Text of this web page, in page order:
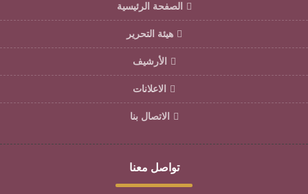
الصفحة الرئيسية
هيئة التحرير
الأرشيف
الاعلانات
الاتصال بنا
تواصل معنا